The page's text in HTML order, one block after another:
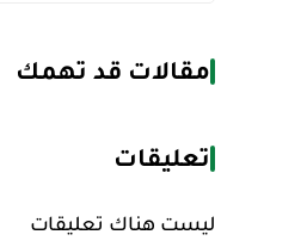
مقالات قد تهمك
تعليقات
ليست هناك تعليقات